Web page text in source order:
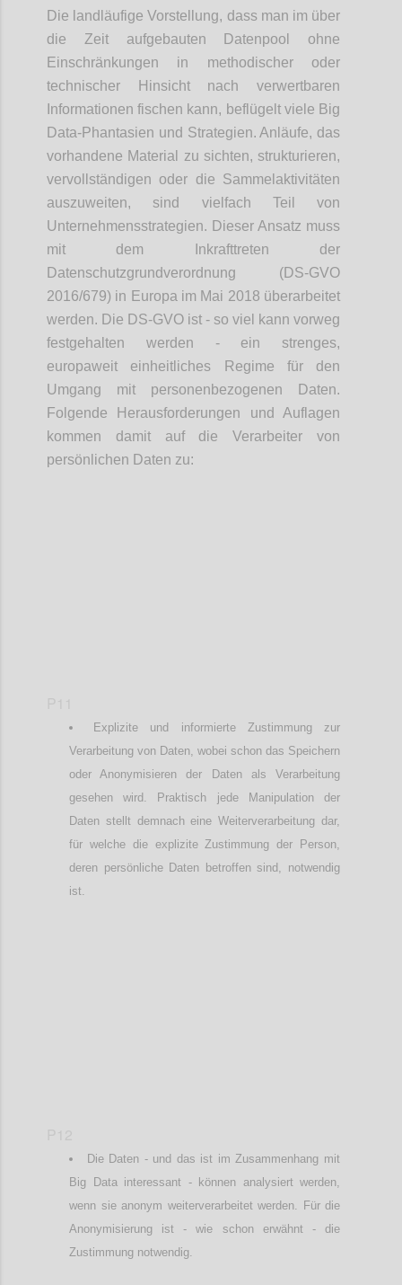
Die landläufige Vorstellung, dass man im über
die Zeit aufgebauten Datenpool ohne
Einschränkungen in methodischer oder
technischer Hinsicht nach verwertbaren
Informationen fischen kann, beflügelt viele Big
Data-Phantasien und Strategien. Anläufe, das
vorhandene Material zu sichten, strukturieren,
vervollständigen oder die Sammelaktivitäten
auszuweiten, sind vielfach Teil von
Unternehmensstrategien. Dieser Ansatz muss
mit dem Inkrafttreten der
Datenschutzgrundverordnung (DS-GVO
2016/679) in Europa im Mai 2018 überarbeitet
werden. Die DS-GVO ist - so viel kann vorweg
festgehalten werden - ein strenges,
europaweit einheitliches Regime für den
Umgang mit personenbezogenen Daten.
Folgende Herausforderungen und Auflagen
kommen damit auf die Verarbeiter von
persönlichen Daten zu:
Explizite und informierte Zustimmung zur
Verarbeitung von Daten, wobei schon das Speichern
oder Anonymisieren der Daten als Verarbeitung
gesehen wird. Praktisch jede Manipulation der
Daten stellt demnach eine Weiterverarbeitung dar,
für welche die explizite Zustimmung der Person,
deren persönliche Daten betroffen sind, notwendig
ist.
Die Daten - und das ist im Zusammenhang mit
Big Data interessant - können analysiert werden,
wenn sie anonym weiterverarbeitet werden. Für die
Anonymisierung ist - wie schon erwähnt - die
Zustimmung notwendig.